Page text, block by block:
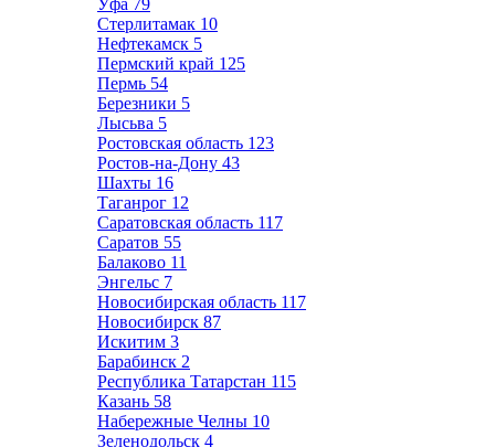
Уфа 79
Стерлитамак 10
Нефтекамск 5
Пермский край 125
Пермь 54
Березники 5
Лысьва 5
Ростовская область 123
Ростов-на-Дону 43
Шахты 16
Таганрог 12
Саратовская область 117
Саратов 55
Балаково 11
Энгельс 7
Новосибирская область 117
Новосибирск 87
Искитим 3
Барабинск 2
Республика Татарстан 115
Казань 58
Набережные Челны 10
Зеленодольск 4